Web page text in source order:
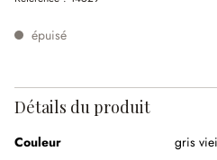
épuisé
Détails du produit
Couleur
gris